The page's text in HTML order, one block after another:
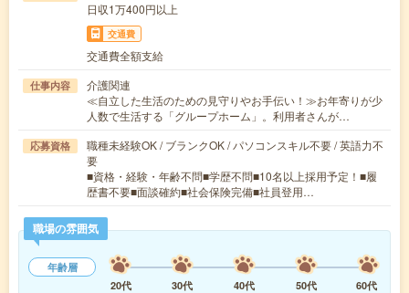
日収1万400円以上
交通費
交通費全額支給
仕事内容
介護関連
≪自立した生活のための見守りやお手伝い！≫お年寄りが少
人数で生活する「グループホーム」。利用者さんが…
応募資格
職種未経験OK / ブランクOK / パソコンスキル不要 / 英語力不
要
■資格・経験・年齢不問■学歴不問■10名以上採用予定！■履
歴書不要■面談確約■社会保険完備■社員登用…
職場の雰囲気
年齢層
20代
30代 40代 50代
60代